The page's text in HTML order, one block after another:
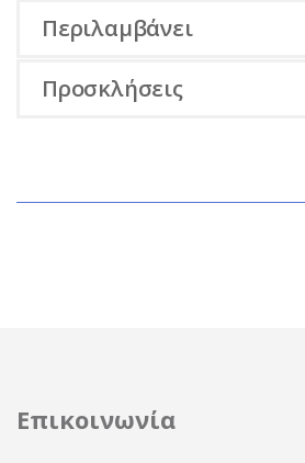
Περιλαμβάνει
Προσκλήσεις
Επικοινωνία